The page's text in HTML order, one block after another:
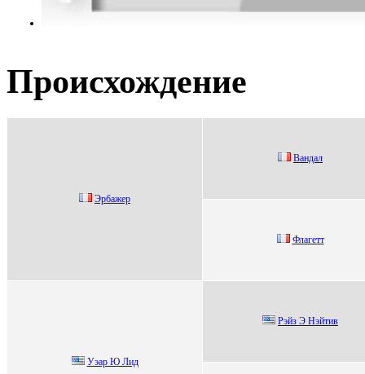
Происхождение
Эрбажeр
Bандал
Флaгeтт
Уэаp Ю Лид
Рэйз Э Нэйтив